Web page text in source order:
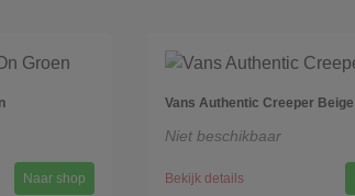
Naar shop
Vans Authentic Creeper Beige
Niet beschikbaar
Bekijk details